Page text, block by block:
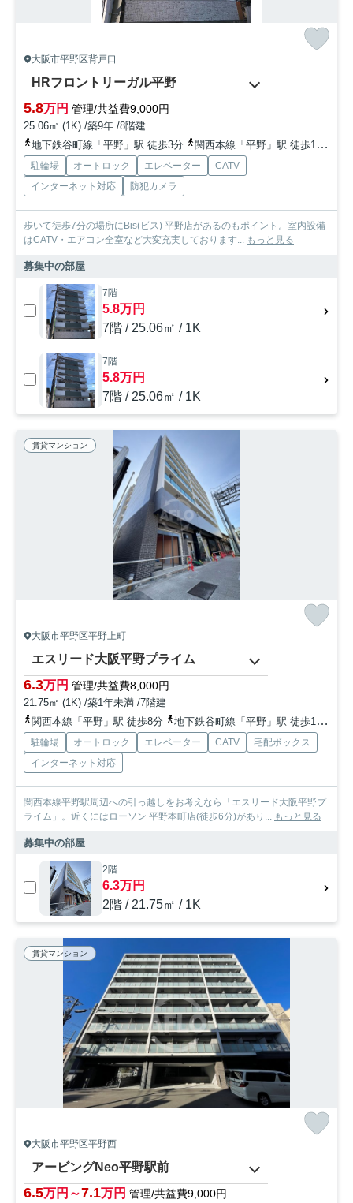
大阪市平野区背戸口
HRフロントリーガル平野
5.8万円 管理/共益費9,000円
25.06㎡ (1K) /築9年 /8階建
地下鉄谷町線「平野」駅 徒歩3分
関西本線「平野」駅 徒歩15分
駐輪場 オートロック エレベーター
CATV
インターネット対応
防犯カメラ
歩いて徒歩7分の場所にBis(ビス) 平野店があるのもポイント。室内設備
はCATV・エアコン全室など大変充実しております... もっと見る
募集中の部屋
7階
5.8万円
7階 / 25.06㎡ / 1K
7階
5.8万円
7階 / 25.06㎡ / 1K
賃貸マンション
大阪市平野区平野上町
エスリード大阪平野プライム
6.3万円 管理/共益費8,000円
21.75㎡ (1K) /築1年未満 /7階建
関西本線「平野」駅 徒歩8分
地下鉄谷町線「平野」駅 徒歩10分
駐輪場 オートロック エレベーター CATV
宅配ボックス
インターネット対応
関西本線平野駅周辺への引っ越しをお考えなら「エスリード大阪平野プ
ライム」。近くにはローソン 平野本町店(徒歩6分)があり... もっと見る
募集中の部屋
2階
6.3万円
2階 / 21.75㎡ / 1K
賃貸マンション
大阪市平野区平野西
アービングNeo平野駅前
6.5万円～7.1万円 管理/共益費9,000円